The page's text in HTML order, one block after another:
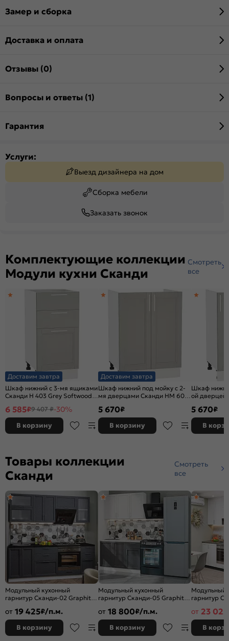
Замер и сборка
Доставка и оплата
Отзывы (0)
Вопросы и ответы (1)
Гарантия
Услуги:
Выезд дизайнера на дом
Сборка мебели
Заказать звонок
Комплектующие коллекции
Модули кухни Сканди
Смотреть
все
Доставим завтра
Шкаф нижний с 3-мя ящиками
Сканди Н 403 Grey Softwood-
6 585₽9 407 ₽-30%
В корзину
Доставим завтра
Шкаф нижний под мойку с 2-
мя дверцами Сканди НМ 600
5 670₽
В корзину
Шкаф
ой
5 670₽
В
Товары коллекции
Сканди
Смотреть
все
Модульный кухонный
гарнитур Сканди-02 Graphite
2140x2200x600
от 19 425₽/п.м.
В корзину
Модульный кухонный
гарнитур Сканди-05 Graphite
Белый 2140x1200x600
от 18 800₽/п.м.
В корзину
Модульный
гарнитур
от 23 025
В